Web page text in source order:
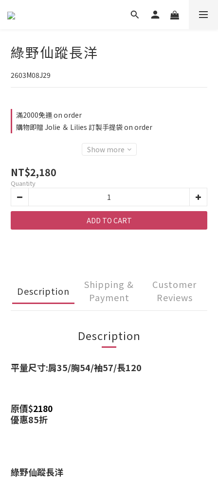
綠野仙蹤長洋
2603M08J29
滿2000免運 on order
購物即贈 Jolie ＆ Lilies 訂製手提袋 on order
Show more
NT$2,180
Quantity
ADD TO CART
Description
Shipping &
Payment
Customer
Reviews
Description
平量尺寸:肩35/胸54/袖57/長120
原價$2180
優惠85折
綠野仙蹤長洋